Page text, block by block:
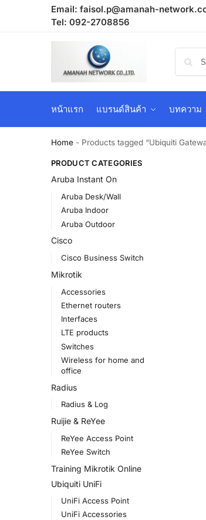
Email: faisol.p@amanah-
Tel: 092-2708856
หน้าแรก แบรนด์สินค้า บทความ
Home - Products tagged “Ubiquiti
PRODUCT CATEGORIES
Aruba Instant On
Aruba Desk/Wall
Aruba Indoor
Aruba Outdoor
Cisco
Cisco Business Switch
Mikrotik
Accessories
Ethernet routers
Interfaces
LTE products
Switches
Wireless for home and
office
Radius
Radius & Log
Ruijie & ReYee
ReYee Access Point
ReYee Switch
Training Mikrotik Online
Ubiquiti UniFi
UniFi Access Point
UniFi Accessories